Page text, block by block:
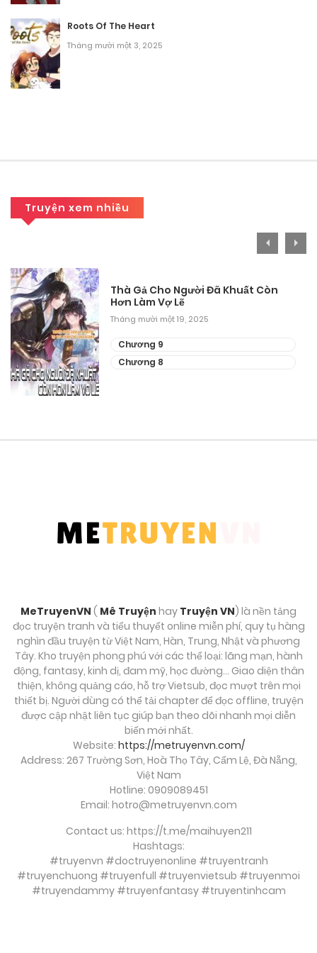
Chương 41
Tháng 8 31, 2025
Chương 40
Chương 38
Chương 37
Tháng 8 31, 2025
Chương 36
Tháng 8 31, 2025
Chương 35
Tháng 8 31, 2025
Chương 31.2
Tháng 8 31, 2025
Chương 31.1
Tháng 8 31, 2025
Tháng 8 31, 2025
Tháng 8 31, 2025
Roots Of The Heart
Tháng mười một 3, 2025
Truyện xem nhiều
Thà Gả Cho Người Đã Khuất Còn
Hơn Làm Vợ Lẽ
Tháng mười một 19, 2025
Chương 9
Chương 8
MeTruyenVN ( Mê Truyện hay Truyện VN) là nền tảng
đọc truyện tranh và tiểu thuyết online miễn phí, quy tụ hàng
nghìn đầu truyện từ Việt Nam, Hàn, Trung, Nhật và phương
Tây. Kho truyện phong phú với các thể loại: lãng mạn, hành
động, fantasy, kinh dị, đam mỹ, học đường… Giao diện thân
thiện, không quảng cáo, hỗ trợ Vietsub, đọc mượt trên mọi
thiết bị. Người dùng có thể tải chapter để đọc offline, truyện
được cập nhật liên tục giúp bạn theo dõi nhanh mọi diễn
biến mới nhất.
Website: https://metruyenvn.com/
Address: 267 Trường Sơn, Hoà Thọ Tây, Cẩm Lệ, Đà Nẵng,
Việt Nam
Hotline: 0909089451
Email: hotro@metruyenvn.com
Contact us: https://t.me/maihuyen211
Hashtags:
#truyenvn #doctruyenonline #truyentranh
#truyenchuong #truyenfull #truyenvietsub #truyenmoi
#truyendammy #truyenfantasy #truyentinhcam